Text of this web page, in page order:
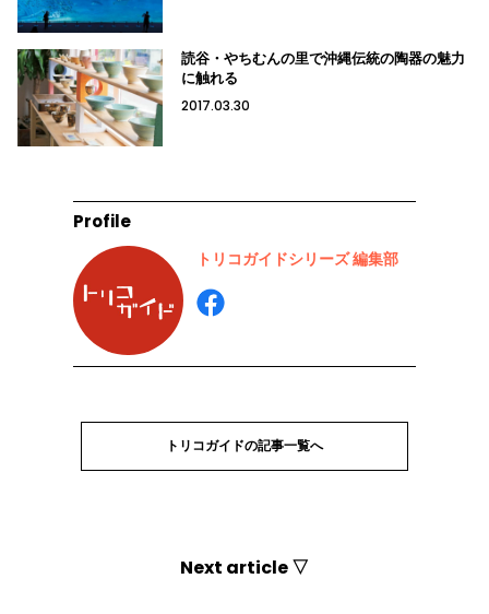
読谷・やちむんの里で沖縄伝統の陶器の魅力
に触れる
2017.03.30
Profile
トリコガイドシリーズ 編集部
トリコガイドの記事一覧へ
Next article ▽